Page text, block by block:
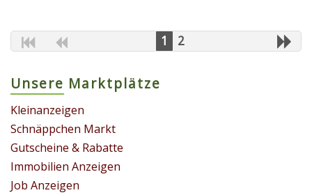
1 2
Unsere Marktplätze
Kleinanzeigen
Schnäppchen Markt
Gutscheine & Rabatte
Immobilien Anzeigen
Job Anzeigen